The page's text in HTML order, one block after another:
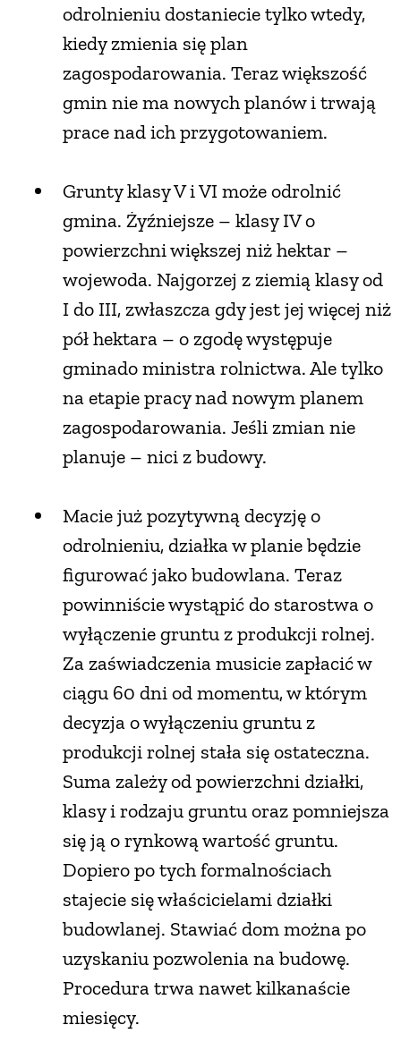
odrolnieniu dostaniecie tylko wtedy,
kiedy zmienia się plan
zagospodarowania. Teraz większość
gmin nie ma nowych planów i trwają
prace nad ich przygotowaniem.
Grunty klasy V i VI może odrolnić
gmina. Żyźniejsze – klasy IV o
powierzchni większej niż hektar –
wojewoda. Najgorzej z ziemią klasy od
I do III, zwłaszcza gdy jest jej więcej niż
pół hektara – o zgodę występuje
gminado ministra rolnictwa. Ale tylko
na etapie pracy nad nowym planem
zagospodarowania. Jeśli zmian nie
planuje – nici z budowy.
Macie już pozytywną decyzję o
odrolnieniu, działka w planie będzie
figurować jako budowlana. Teraz
powinniście wystąpić do starostwa o
wyłączenie gruntu z produkcji rolnej.
Za zaświadczenia musicie zapłacić w
ciągu 60 dni od momentu, w którym
decyzja o wyłączeniu gruntu z
produkcji rolnej stała się ostateczna.
Suma zależy od powierzchni działki,
klasy i rodzaju gruntu oraz pomniejsza
się ją o rynkową wartość gruntu.
Dopiero po tych formalnościach
stajecie się właścicielami działki
budowlanej. Stawiać dom można po
uzyskaniu pozwolenia na budowę.
Procedura trwa nawet kilkanaście
miesięcy.